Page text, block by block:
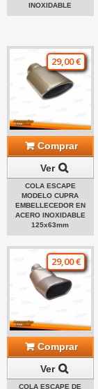
INOXIDABLE
29,00 €
Comprar
Ver
COLA ESCAPE
MODELO CUPRA
EMBELLECEDOR EN
ACERO INOXIDABLE
125x63mm
29,00 €
Comprar
Ver
COLA ESCAPE DE